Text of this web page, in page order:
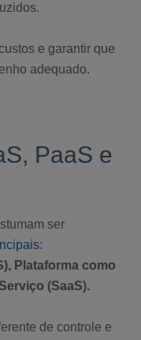
e garantir que
adequado.
PaaS e
ser
:
Plataforma como
(SaaS).
de controle e